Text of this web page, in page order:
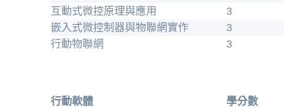
互動式微控原理與應用
3
嵌入式微控制器與物聯網實作
3
行動物聯網
3
行動軟體 學分數